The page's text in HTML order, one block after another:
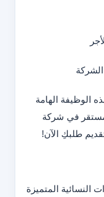
الوظيفة الهامة
مستقر في شركة
طلبكِ الآن!
النسائية المتميزة